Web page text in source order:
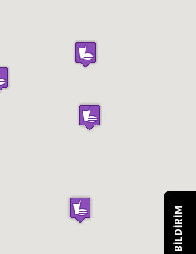
BILDIRIM